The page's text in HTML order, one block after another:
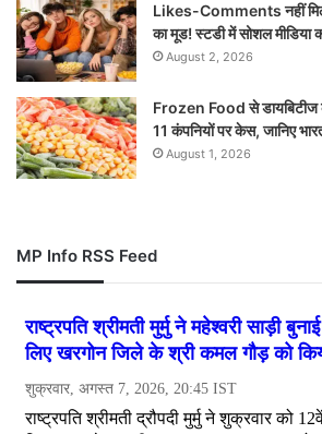
Likes-Comments नहीं
का मूड! स्टडी में सोशल मीडिया
August 2, 2026
Frozen Food से डायबिटीज
11 कंपनियों पर केस, जानिए
August 1, 2026
MP Info RSS Feed